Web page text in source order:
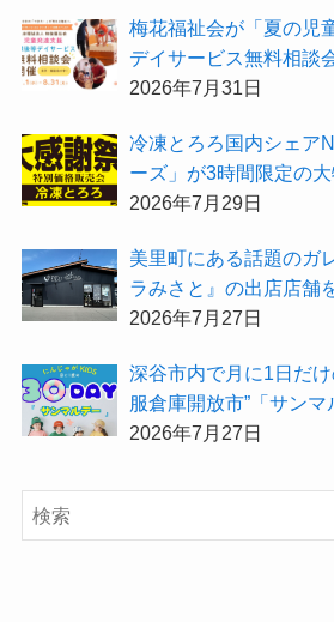
梅花福祉会が「夏の児
デイサービス無料相談
まの「できた！」を増
2026年7月31日
冷凍とろろ国内シェア
ーズ」が3時間限定の
『夏の大感謝祭2026」
2026年7月29日
美里町にある話題のガ
ラみさと』の出店店舗
「Hair Salon ULU（ウ
2026年7月27日
深谷市内で月に1日だ
服倉庫開放市”「サン
2026年7月27日